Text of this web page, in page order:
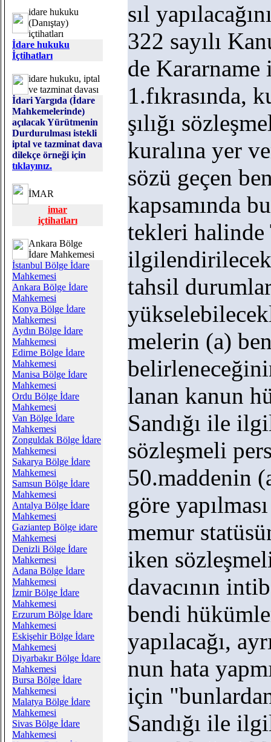
idare hukuku
(Danıştay)
içtihatları
İdare hukuku
İçtihatları
idare hukuku, iptal
ve tazminat davası
İdari Yargıda (İdare
Mahkemelerinde)
açılacak Yürütmenin
Durdurulması istekli
iptal ve tazminat dava
dilekçe örneği için
tıklayınız.
İMAR
imar
içtihatları
Ankara Bölge
İdare Mahkemesi
İstanbul Bölge İdare
Mahkemesi
Ankara Bölge İdare
Mahkemesi
Konya Bölge İdare
Mahkemesi
Aydın Bölge İdare
Mahkemesi
Edirne Bölge İdare
Mahkemesi
Manisa Bölge İdare
Mahkemesi
Ordu Bölge İdare
Mahkemesi
Van Bölge İdare
Mahkemesi
Zonguldak Bölge İdare
Mahkemesi
Sakarya Bölge İdare
Mahkemesi
Samsun Bölge İdare
Mahkemesi
Antalya Bölge İdare
Mahkemesi
Gaziantep Bölge idare
Mahkemesi
Denizli Bölge İdare
Mahkemesi
Adana Bölge İdare
Mahkemesi
İzmir Bölge İdare
Mahkemesi
Erzurum Bölge İdare
Mahkemesi
Eskişehir Bölge İdare
Mahkemesi
Diyarbakır Bölge İdare
Mahkemesi
Bursa Bölge İdare
Mahkemesi
Malatya Bölge İdare
Mahkemesi
Sivas Bölge İdare
Mahkemesi
sıl
322 sayılı
de
1.fıkrasında,
şılığı
kuralına yer
sözü geçen
kapsamında
tekleri halinde
tahsil
melerin (a)
lanan kanun
Sandığı ile
sözleşmeli
50.maddenin
göre
memur
iken
davacının
bendi
yapılacağı,
nun hata
için
Sandığı ile